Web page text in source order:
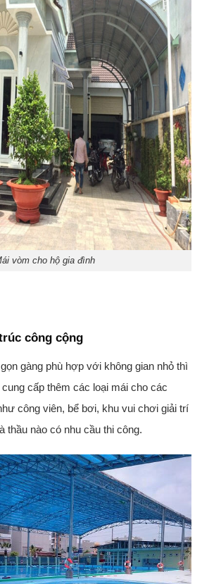
vòm cho hộ gia đình
công cộng
gàng phù hợp với không gian nhỏ thì
cấp thêm các loại mái cho các
công viên, bể bơi, khu vui chơi giải trí
thầu nào có nhu cầu thi công.